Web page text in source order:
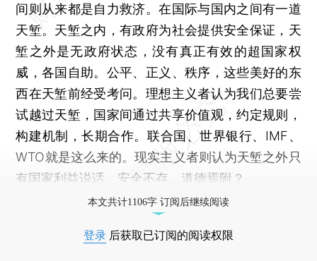
间则从来都是自力救济。在国际与国内之间有一道
天堑。天堑之内，有政府为社会提供安全保证，天
堑之外是无政府状态，没有真正有效的超国家权
威，各国自助。公平、正义、秩序，这些美好的东
西在天堑前经受考问。理想主义者认为我们总要尝
试越过天堑，国家间通过共享价值观，约定规则，
构建机制，长期合作。联合国、世界银行、IMF、
WTO就是这么来的。现实主义者则认为天堑之外只
有国家利益说话。安全不存，道德焉附？
本文共计1106字 订阅后继续阅读
登录 后获取已订阅的阅读权限